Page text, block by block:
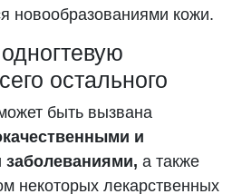
новообразованиями кожи.
остального
быть вызвана
и
заболеваниями, а также
некоторых лекарственных